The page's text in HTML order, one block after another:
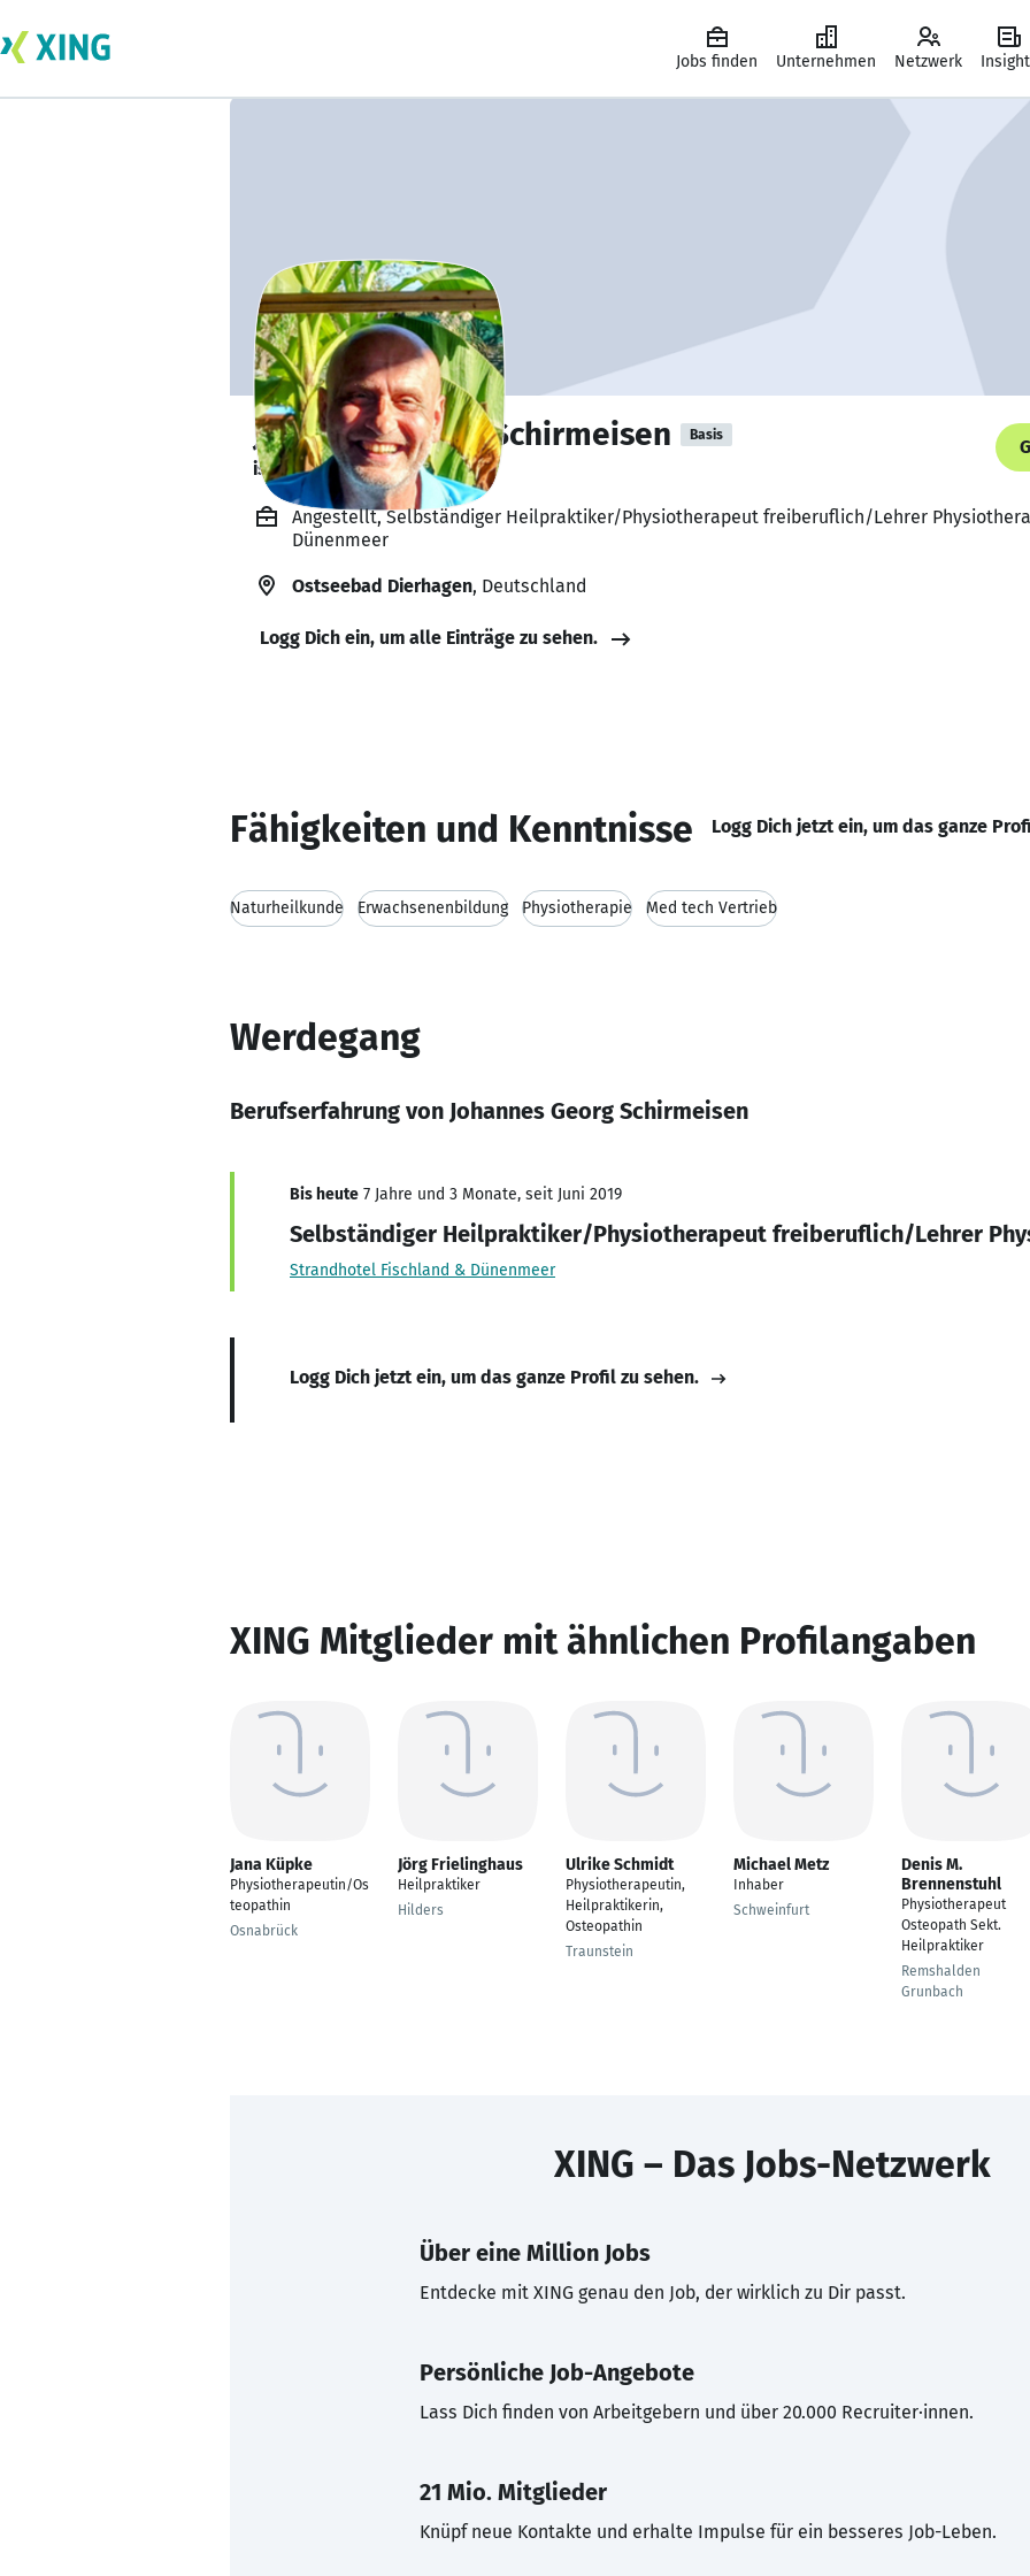
Jobs finden Unternehmen Netzwerk
Johannes Georg Schirmeisen Basis
ist offen für Projekte. 🔎
Angestellt, Selbständiger Heilpraktiker/Physiotherapeut freiberuflich/Lehrer
Dünenmeer
Ostseebad Dierhagen, Deutschland
Logg Dich ein, um alle Einträge zu sehen.
Fähigkeiten und Kenntnisse Logg Dich jetzt ein, um das ganze
Naturheilkunde Erwachsenenbildung Physiotherapie Med tech Vertrieb
Werdegang
Berufserfahrung von Johannes Georg Schirmeisen
Bis heute 7 Jahre und 3 Monate, seit Juni 2019
Selbständiger Heilpraktiker/Physiotherapeut freiberuflich/Lehrer
Strandhotel Fischland & Dünenmeer
Logg Dich jetzt ein, um das ganze Profil zu sehen.
XING Mitglieder mit ähnlichen Profilangaben
Jana Küpke
Physiotherapeutin/Os
teopathin
Osnabrück
Jörg Frielinghaus
Heilpraktiker
Hilders
Ulrike Schmidt
Physiotherapeutin,
Heilpraktikerin,
Osteopathin
Traunstein
Michael Metz
Inhaber
Schweinfurt
Denis M.
Brennenstuhl
Physiotherapeut
Osteopath Sekt.
Heilpraktiker
Remshalden
Grunbach
XING – Das Jobs-Netzwerk
Über eine Million Jobs
Entdecke mit XING genau den Job, der wirklich zu Dir passt.
Persönliche Job-Angebote
Lass Dich finden von Arbeitgebern und über 20.000 Recruiter·innen.
21 Mio. Mitglieder
Knüpf neue Kontakte und erhalte Impulse für ein besseres Job-Leben.